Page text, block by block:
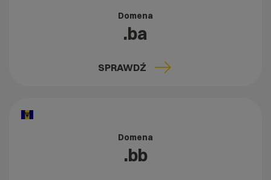
Domena
.ba
SPRAWDŹ
Domena
.bb